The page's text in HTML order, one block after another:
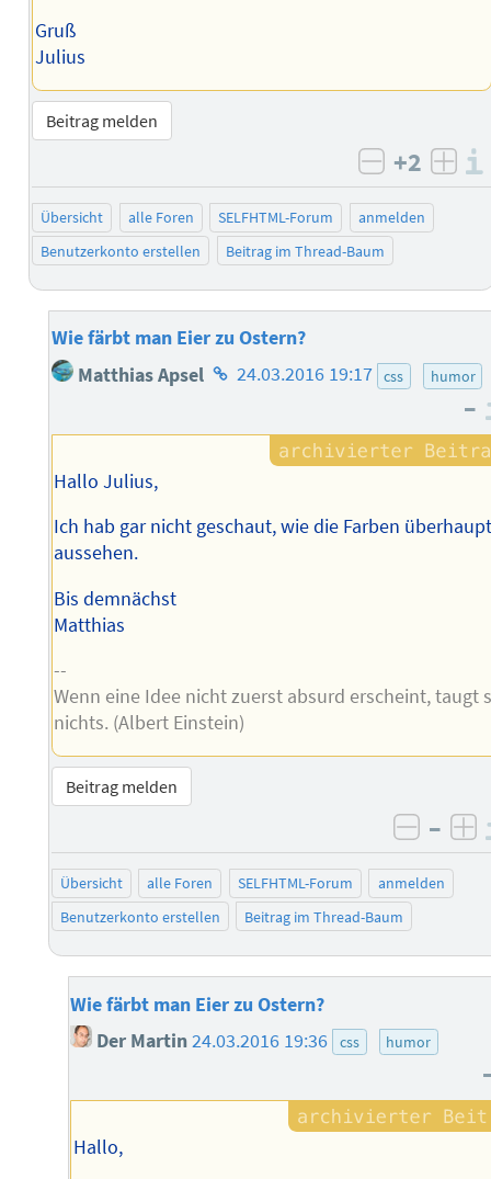
Gruß
Julius
Beitrag melden
negativ
+2
Übersicht alle Foren SELFHTML-Forum
anmelden
Benutzerkonto erstellen
Beitrag im Thread-Baum
Wie färbt man Eier zu Ostern?
Matthias Apsel Homepage
Autors
24.03.2016 19:17 css humor
–
Hallo Julius,
Ich hab gar nicht geschaut, wie die Farben
aussehen.
Bis demnächst
Matthias
--
Wenn eine Idee nicht zuerst absurd erscheint, taugt
nichts. (Albert Einstein)
Beitrag melden
–
Übersicht alle Foren SELFHTML-Forum
anmelden
Benutzerkonto erstellen
Beitrag im Thread-Baum
Wie färbt man Eier zu Ostern?
Der Martin24.03.2016 19:36 css humor
Hallo,